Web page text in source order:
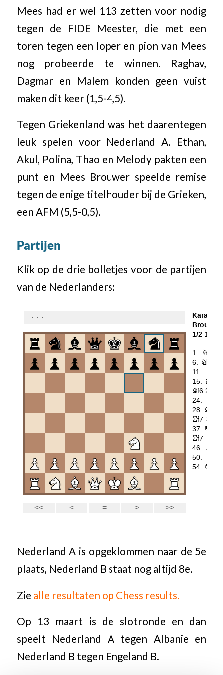
Mees had er wel 113 zetten voor nodig
tegen de FIDE Meester, die met een
toren tegen een loper en pion van Mees
nog probeerde te winnen. Raghav,
Dagmar en Malem konden geen vuist
maken dit keer (1,5-4,5).
Tegen Griekenland was het daarentegen
leuk spelen voor Nederland A. Ethan,
Akul, Polina, Thao en Melody pakten een
punt en Mees Brouwer speelde remise
tegen de enige titelhouder bij de Grieken,
een AFM (5,5-0,5).
Partijen
Klik op de drie bolletjes voor de partijen
van de Nederlanders:
Nederland A is opgeklommen naar de 5e
plaats, Nederland B staat nog altijd 8e.
Zie alle resultaten op Chess results.
Op 13 maart is de slotronde en dan
speelt Nederland A tegen Albanie en
Nederland B tegen Engeland B.